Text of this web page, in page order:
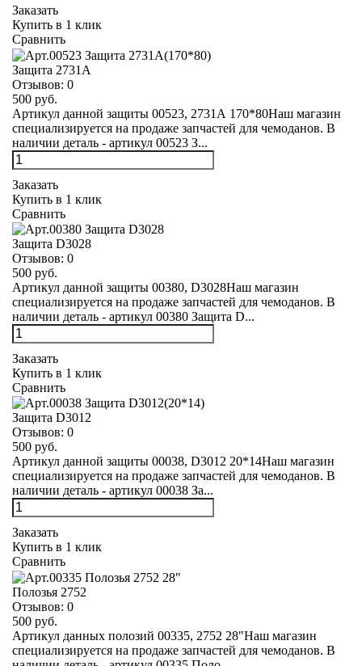
Заказать
Купить в 1 клик
Сравнить
Защита 2731А
Отзывов: 0
500 руб.
Артикул данной защиты 00523, 2731А 170*80Наш магазин
специализируется на продаже запчастей для чемоданов. В
наличии деталь - артикул 00523 З...
Заказать
Купить в 1 клик
Сравнить
Защита D3028
Отзывов: 0
500 руб.
Артикул данной защиты 00380, D3028Наш магазин
специализируется на продаже запчастей для чемоданов. В
наличии деталь - артикул 00380 Защита D...
Заказать
Купить в 1 клик
Сравнить
Защита D3012
Отзывов: 0
500 руб.
Артикул данной защиты 00038, D3012 20*14Наш магазин
специализируется на продаже запчастей для чемоданов. В
наличии деталь - артикул 00038 За...
Заказать
Купить в 1 клик
Сравнить
Полозья 2752
Отзывов: 0
500 руб.
Артикул данных полозий 00335, 2752 28"Наш магазин
специализируется на продаже запчастей для чемоданов. В